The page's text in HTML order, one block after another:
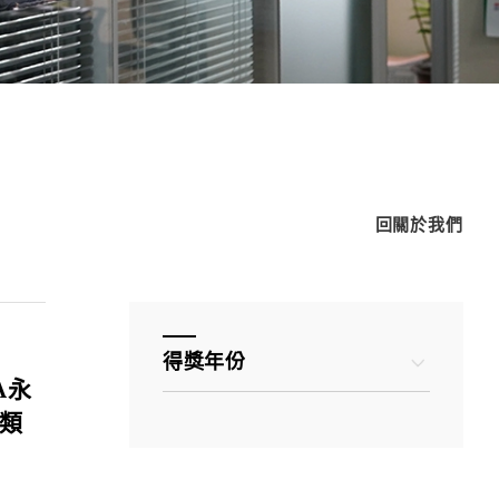
回關於我們
永
得獎年份